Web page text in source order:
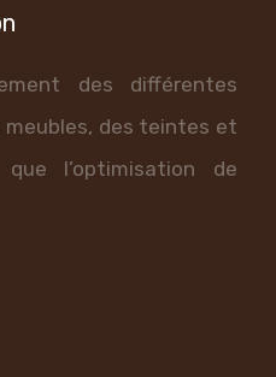
des différentes
meubles, des teintes et
l’optimisation de